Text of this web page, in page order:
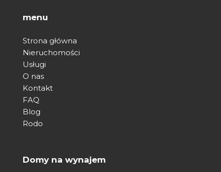
Domy na wynajem
menu
Strona główna
Nieruchomości
Usługi
O nas
Kontakt
FAQ
Blog
Rodo